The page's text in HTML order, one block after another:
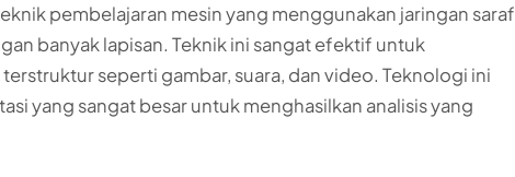
pembelajaran mesin yang menggunakan jaringan saraf
banyak lapisan. Teknik ini sangat efektif untuk
seperti gambar, suara, dan video. Teknologi ini
yang sangat besar untuk menghasilkan analisis yang